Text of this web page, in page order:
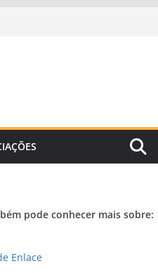
pode conhecer mais sobre:
Enlace